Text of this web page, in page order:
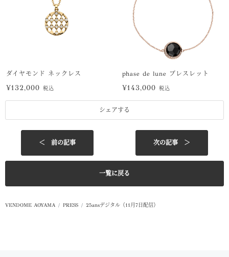
ダイヤモンド ネックレス
¥132,000税込
phase de lune ブレスレット
¥143,000税込
シェアする
＜ 前の記事 次の記事 ＞
一覧に戻る
VENDOME AOYAMA PRESS 25ansデジタル（11月7日配信）